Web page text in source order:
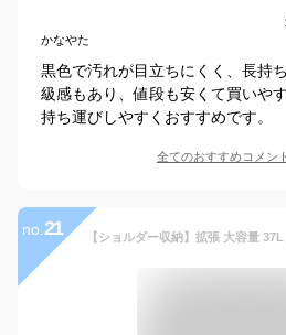
かなやた
黒色で汚れが目立ちにくく、長持
級感もあり、値段も安くて買いや
持ち運びしやすくおすすめです。
全てのおすすめコメント
no. 21